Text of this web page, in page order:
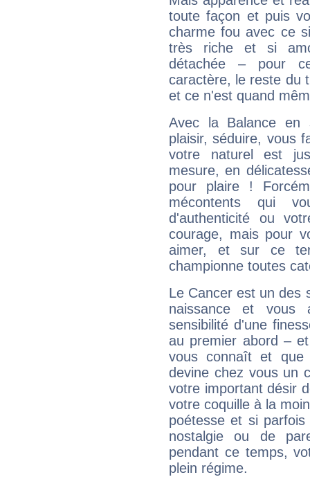
toute façon et puis
charme fou avec ce
très riche et si
détachée – pour
caractère, le reste du
et ce n'est quand
Avec la Balance en
plaisir, séduire, vous
votre naturel est
mesure, en
pour plaire !
mécontents qui
d'authenticité ou
courage, mais pour
aimer, et sur ce
championne toutes
Le Cancer est un des
naissance et vous
sensibilité d'une
au premier abord –
vous connaît et
devine chez vous un
votre important désir
votre coquille à la
poétesse et si
nostalgie ou de
pendant ce temps,
plein régime.